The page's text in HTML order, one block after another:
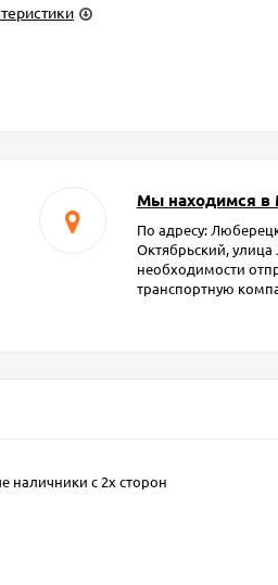
Мы находимся в
По адресу:
Октябрьский,
необходимости
транспортную
наличники с 2х сторон